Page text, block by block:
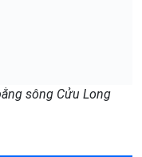
sông Cửu Long